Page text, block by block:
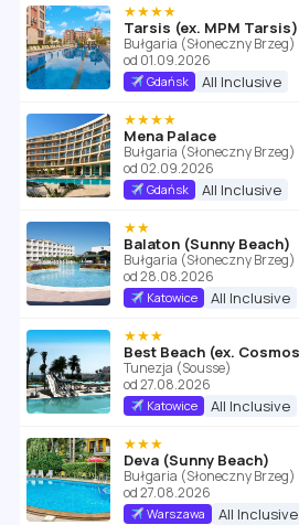
★★★★
Tarsis (ex. MPM Tarsis)
Bułgaria (Słoneczny Brzeg)
od 01.09.2026
Gdańsk All Inclusive
★★★★
Mena Palace
Bułgaria (Słoneczny Brzeg)
od 02.09.2026
Gdańsk All Inclusive
★★
Balaton (Sunny Beach)
Bułgaria (Słoneczny Brzeg)
od 28.08.2026
Katowice All Inclusive
★★★
Tunezja (Sousse)
od 27.08.2026
Katowice All Inclusive
★★★
Deva (Sunny Beach)
Bułgaria (Słoneczny Brzeg)
od 27.08.2026
Warszawa All Inclusive